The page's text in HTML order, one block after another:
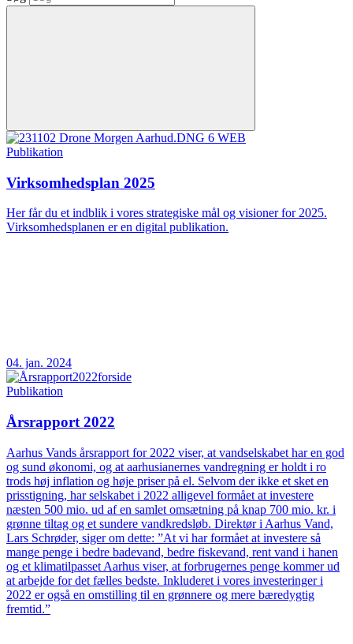
Publikation
Virksomhedsplan 2025
Her får du et indblik i vores strategiske mål og visioner for 2025.
Virksomhedsplanen er en digital publikation.
04. jan. 2024
Publikation
Årsrapport 2022
Aarhus Vands årsrapport for 2022 viser, at vandselskabet har en god
og sund økonomi, og at aarhusianernes vandregning er holdt i ro
trods høj inflation og høje priser på el. Selvom der ikke et sket en
prisstigning, har selskabet i 2022 alligevel formået at investere
næsten 500 mio. ud af en samlet omsætning på knap 700 mio. kr. i
grønne tiltag og et sundere vandkredsløb. Direktør i Aarhus Vand,
Lars Schrøder, siger om dette: ”At vi har formået at investere så
mange penge i bedre badevand, bedre fiskevand, rent vand i hanen
og et klimatilpasset Aarhus viser, at forbrugernes penge kommer ud
at arbejde for det fælles bedste. Inkluderet i vores investeringer i
2022 er også en omstilling til en grønnere og mere bæredygtig
fremtid.”